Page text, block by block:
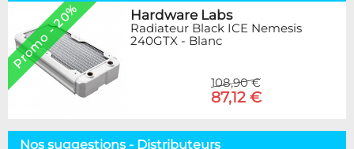
Promo - 20% Hardware Labs
Radiateur Black ICE Nemesis
240GTX - Blanc
108,90 €
87,12 €
Nos suggestions - Distributeurs